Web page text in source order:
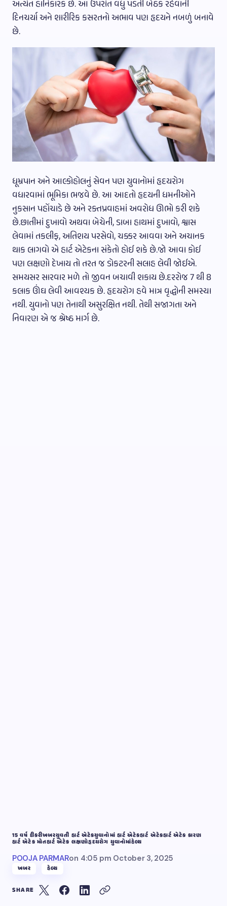
અત્યંત હાનિકારક છે. આ ઉપરાંત વધુ પડતી બેઠક રહેવાની
દિનચર્યા અને શારીરિક કસરતનો અભાવ પણ હૃદયને નબળું બનાવે
છે.
ધૂમ્રપાન અને આલ્કોહોલનું સેવન પણ યુવાનોમાં હૃદયરોગ
વધારવામાં ભૂમિકા ભજવે છે. આ આદતો હૃદયની ધમનીઓને
નુકસાન પહોંચાડે છે અને રક્તપ્રવાહમાં અવરોધ ઊભો કરી શકે
છે.છાતીમાં દુખાવો અથવા બેચેની, ડાબા હાથમાં દુખાવો, શ્વાસ
લેવામાં તકલીફ, અતિશય પરસેવો, ચક્કર આવવા અને અચાનક
થાક લાગવો એ હાર્ટ એટેકના સંકેતો હોઈ શકે છે.જો આવા કોઈ
પણ લક્ષણો દેખાય તો તરત જ ડોકટરની સલાહ લેવી જોઈએ.
સમયસર સારવાર મળે તો જીવન બચાવી શકાય છે.દરરોજ 7 થી 8
કલાક ઊંઘ લેવી આવશ્યક છે. હૃદયરોગ હવે માત્ર વૃદ્ધોની સમસ્યા
નથી. યુવાનો પણ તેનાથી અસુરક્ષિત નથી. તેથી સજાગતા અને
નિવારણ એ જ શ્રેષ્ઠ માર્ગ છે.
15 વર્ષ દીકરીખબરયુવતી હાર્ટ એટેકયુવાનોમાં હાર્ટ એટેકહાર્ટ એટેકહાર્ટ એટેક કારણ
હાર્ટ એટેક મોતહાર્ટ એટેક લક્ષણોહૃદયરોગ યુવાનોમાંહેલ્થ
POOJA PARMARon 4:05 pm October 3, 2025
ખબર હેલ્થ
SHARE